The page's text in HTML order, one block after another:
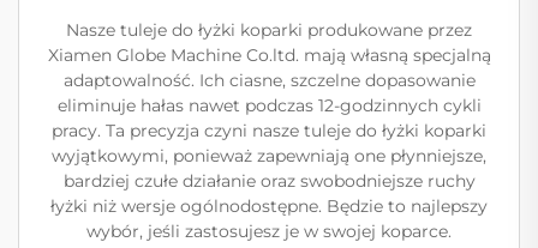
Nasze tuleje do łyżki koparki produkowane przez
Xiamen Globe Machine Co.ltd. mają własną specjalną
adaptowalność. Ich ciasne, szczelne dopasowanie
eliminuje hałas nawet podczas 12-godzinnych cykli
pracy. Ta precyzja czyni nasze tuleje do łyżki koparki
wyjątkowymi, ponieważ zapewniają one płynniejsze,
bardziej czułe działanie oraz swobodniejsze ruchy
łyżki niż wersje ogólnodostępne. Będzie to najlepszy
wybór, jeśli zastosujesz je w swojej koparce.